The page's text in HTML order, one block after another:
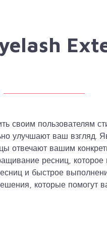
своим пользователям
улучшают ваш взгляд.
отвечают вашим
ресниц,
и быстрое
которые помогут